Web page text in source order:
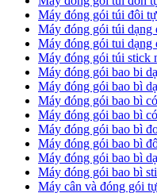
Máy đóng gói túi đôi
Máy đóng gói túi dạng
Máy đóng gói tui dạng
Máy đóng gói túi stick
Máy đóng gói bao bi
Máy đóng gói bao bì
Máy đóng gói bao bì
Máy đóng gói bao bì
Máy đóng gói bao bì
Máy đóng gói bao bì
Máy đóng gói bao bì
Máy đóng gói bao bì
Máy cân và đóng gói